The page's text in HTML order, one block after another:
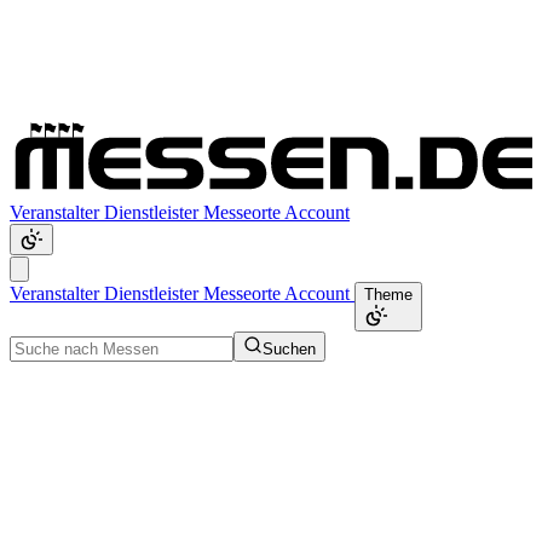
VeranstalterDienstleisterMesseorte Account
VeranstalterDienstleisterMesseorte Account Theme
Suchen